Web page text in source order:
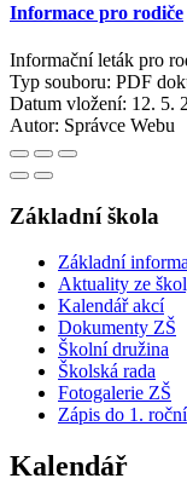
Informace pro rodiče
Informační leták pro
Typ souboru: PDF
Datum vložení: 12. 5.
Autor: Správce Webu
Základní škola
Základní
Aktuality ze
Kalendář akcí
Dokumenty ZŠ
Školní družina
Školská rada
Fotogalerie ZŠ
Zápis do 1.
Kalendář